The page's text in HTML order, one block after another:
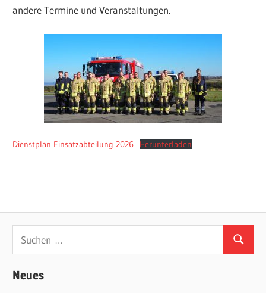
andere Termine und Veranstaltungen.
Dienstplan Einsatzabteilung 2026 Herunterladen
Suchen
Neues